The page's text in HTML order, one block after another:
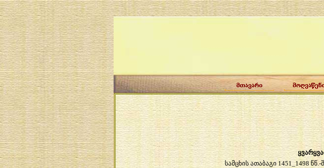
სამცხის ათაბაგი1451_1498წწ.-